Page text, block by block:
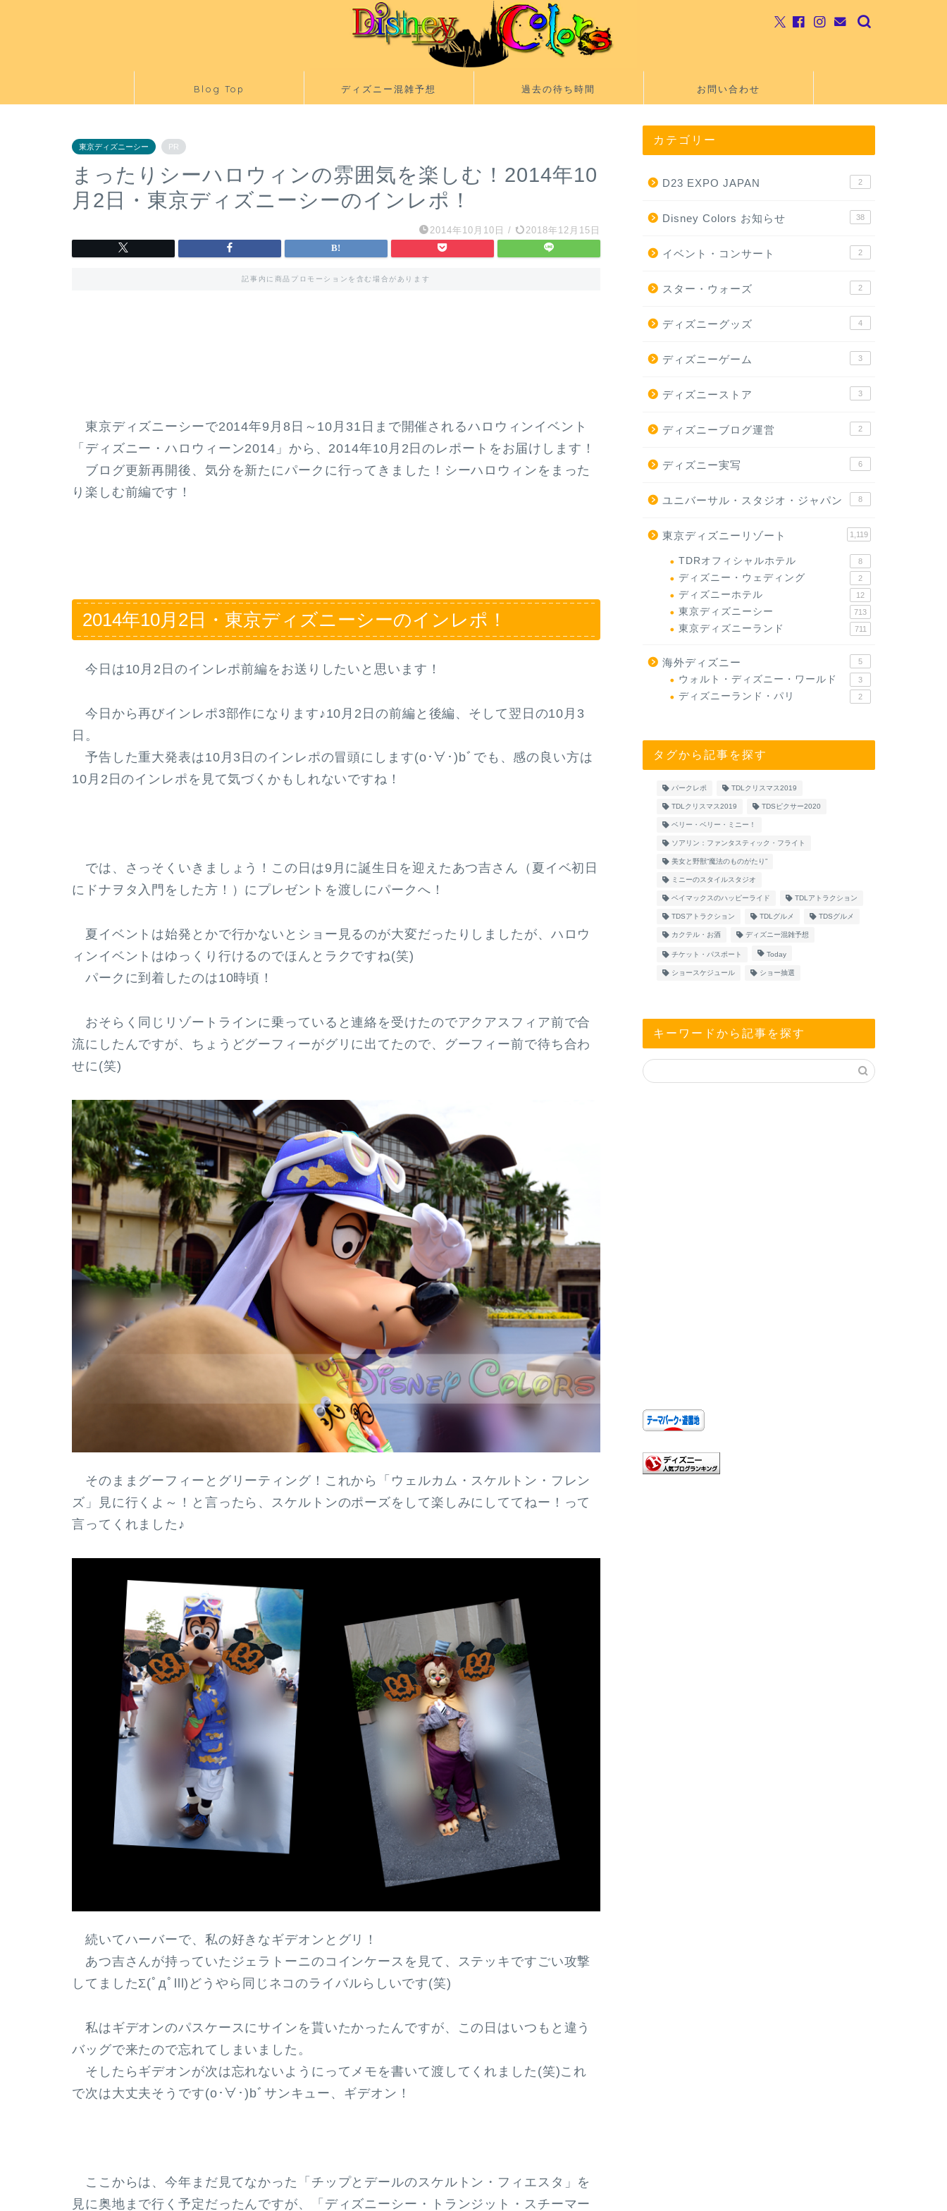
Blog Top ディズニー混雑予想 過去の待ち時間 お問い合わせ
東京ディズニーシー PR
まったりシーハロウィンの雰囲気を楽しむ！2014年10
月2日・東京ディズニーシーのインレポ！
2014年10月10日 / 2018年12月15日
記事内に商品プロモーションを含む場合があります
東京ディズニーシーで2014年9月8日～10月31日まで開催されるハロウィンイベント
「ディズニー・ハロウィーン2014」から、2014年10月2日のレポートをお届けします！
ブログ更新再開後、気分を新たにパークに行ってきました！シーハロウィンをまった
り楽しむ前編です！
2014年10月2日・東京ディズニーシーのインレポ！
今日は10月2日のインレポ前編をお送りしたいと思います！
今日から再びインレポ3部作になります♪10月2日の前編と後編、そして翌日の10月3
日。
予告した重大発表は10月3日のインレポの冒頭にします(o･∀･)bﾞでも、感の良い方は
10月2日のインレポを見て気づくかもしれないですね！
では、さっそくいきましょう！この日は9月に誕生日を迎えたあつ吉さん（夏イベ初日
にドナヲタ入門をした方！）にプレゼントを渡しにパークへ！
夏イベントは始発とかで行かないとショー見るのが大変だったりしましたが、ハロウ
ィンイベントはゆっくり行けるのでほんとラクですね(笑)
パークに到着したのは10時頃！
おそらく同じリゾートラインに乗っていると連絡を受けたのでアクアスフィア前で合
流にしたんですが、ちょうどグーフィーがグリに出てたので、グーフィー前で待ち合わ
せに(笑)
そのままグーフィーとグリーティング！これから「ウェルカム・スケルトン・フレン
ズ」見に行くよ～！と言ったら、スケルトンのポーズをして楽しみにしててねー！って
言ってくれました♪
続いてハーバーで、私の好きなギデオンとグリ！
あつ吉さんが持っていたジェラトーニのコインケースを見て、ステッキですごい攻撃
してましたΣ(ﾟдﾟlll)どうやら同じネコのライバルらしいです(笑)
私はギデオンのパスケースにサインを貰いたかったんですが、この日はいつもと違う
バッグで来たので忘れてしまいました。
そしたらギデオンが次は忘れないようにってメモを書いて渡してくれました(笑)これ
で次は大丈夫そうです(o･∀･)bﾞサンキュー、ギデオン！
ここからは、今年まだ見てなかった「チップとデールのスケルトン・フィエスタ」を
見に奥地まで行く予定だったんですが、「ディズニーシー・トランジット・スチーマー
カテゴリー
D23 EXPO JAPAN 2
Disney Colors お知らせ 38
イベント・コンサート 2
スター・ウォーズ 2
ディズニーグッズ 4
ディズニーゲーム 3
ディズニーストア 3
ディズニーブログ運営 2
ディズニー実写 6
ユニバーサル・スタジオ・ジャパン 8
東京ディズニーリゾート 1,119
TDRオフィシャルホテル 8
ディズニー・ウェディング 2
ディズニーホテル 12
東京ディズニーシー 713
東京ディズニーランド 711
海外ディズニー 5
ウォルト・ディズニー・ワールド 3
ディズニーランド・パリ 2
タグから記事を探す
パークレポ TDLクリスマス2019
TDLクリスマス2019 TDSピクサー2020
ベリー・ベリー・ミニー！
ソアリン：ファンタスティック・フライト
美女と野獣“魔法のものがたり”
ミニーのスタイルスタジオ
ベイマックスのハッピーライド TDLアトラクション
TDSアトラクション TDLグルメ TDSグルメ
カクテル・お酒 ディズニー混雑予想
チケット・パスポート Today
ショースケジュール ショー抽選
キーワードから記事を探す